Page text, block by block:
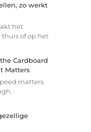
zo werkt
het
of op het
Cardboard
Matters
matters.